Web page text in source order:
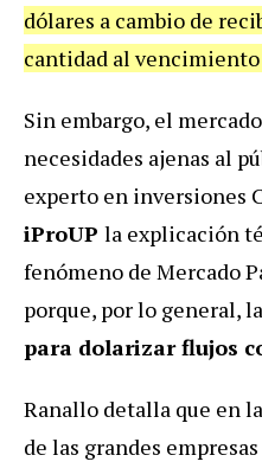
dólares a cambio de
cantidad al
Sin embargo, el
necesidades ajenas al
experto en inversiones
iProUP la explicación
fenómeno de Mercado
porque, por lo general, la
para dolarizar flujos
Ranallo detalla que en
de las grandes empresas